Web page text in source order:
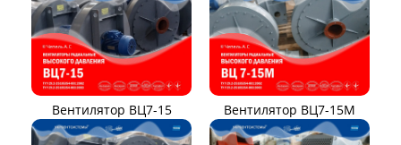
Вентилятор ВЦ7-15 Вентилятор ВЦ7-15М